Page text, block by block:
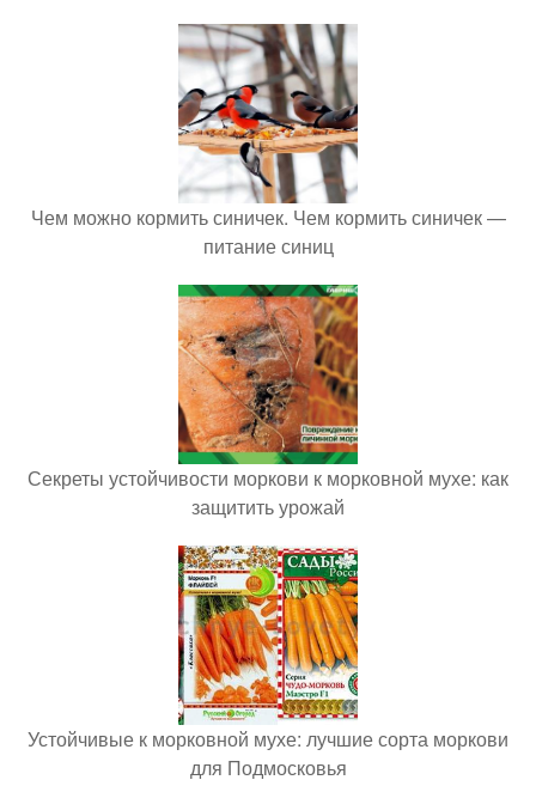
Чем можно кормить синичек. Чем кормить синичек —
питание синиц
Секреты устойчивости моркови к морковной мухе: как
защитить урожай
Устойчивые к морковной мухе: лучшие сорта моркови
для Подмосковья